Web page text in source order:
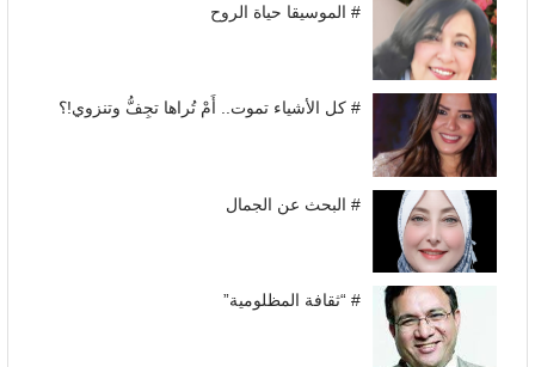
# الموسيقا حياة الروح
# كل الأشياء تموت.. أَمْ تُراها تجِفُّ وتنزوي!؟
# البحث عن الجمال
# “ثقافة المظلومية”